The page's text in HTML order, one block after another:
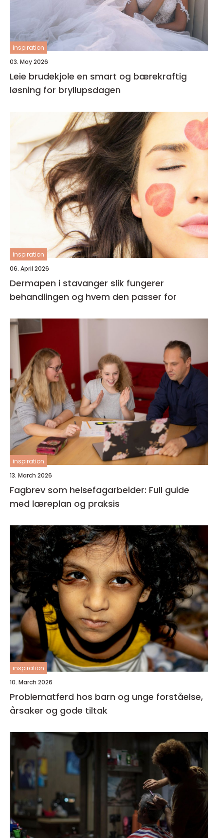
inspiration
03. May 2026
Leie brudekjole en smart og bærekraftig
løsning for bryllupsdagen
inspiration
06. April 2026
Dermapen i stavanger slik fungerer
behandlingen og hvem den passer for
inspiration
13. March 2026
Fagbrev som helsefagarbeider: Full guide
med læreplan og praksis
inspiration
10. March 2026
Problematferd hos barn og unge forståelse,
årsaker og gode tiltak